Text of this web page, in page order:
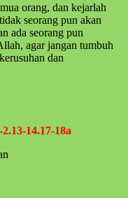
orang, dan kejarlah
seorang pun akan
ada seorang pun
agar jangan tumbuh
dan
14.17-18a